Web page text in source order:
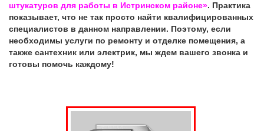
штукатуров для работы в Истринском районе». Практика
показывает, что не так просто найти квалифицированных
специалистов в данном направлении. Поэтому, если
необходимы услуги по ремонту и отделке помещения, а
также сантехник или электрик, мы ждем вашего звонка и
готовы помочь каждому!